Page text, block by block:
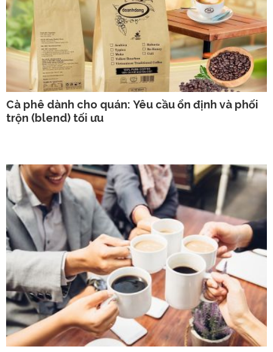
Cà phê dành cho quán: Yêu cầu ổn định và phối
trộn (blend) tối ưu